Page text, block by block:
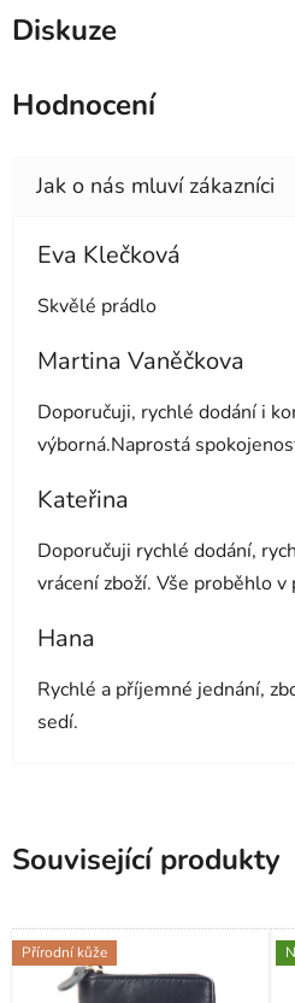
Diskuze
Hodnocení
Eva Klečková
Skvělé prádlo
Martina Vaněčkova
Doporučuji, rychlé dodání i
výborná.Naprostá
Kateřina
Doporučuji rychlé dodání,
vrácení zboží. Vše proběhlo v
Hana
Rychlé a příjemné jednání,
sedí.
Související produkty
Přírodní kůže